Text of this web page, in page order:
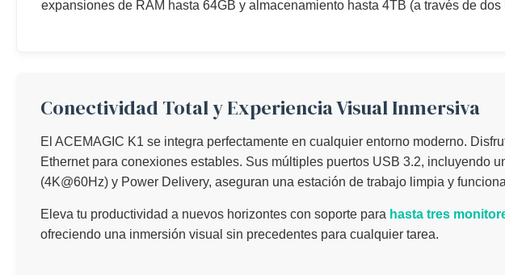
expansiones de RAM hasta 64GB y almacenamiento hasta 4TB (a través de
Conectividad Total y Experiencia Visual Inmersiva
El ACEMAGIC K1 se integra perfectamente en cualquier entorno moderno.
Ethernet para conexiones estables. Sus múltiples puertos USB 3.2, incluyendo
(4K@60Hz) y Power Delivery, aseguran una estación de trabajo limpia y
Eleva tu productividad a nuevos horizontes con soporte para hasta tres
ofreciendo una inmersión visual sin precedentes para cualquier tarea.